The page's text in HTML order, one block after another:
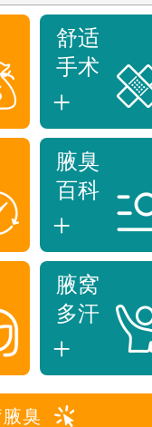
舒适
手术
+
腋臭
百科
+
腋窝
多汗
+
臭